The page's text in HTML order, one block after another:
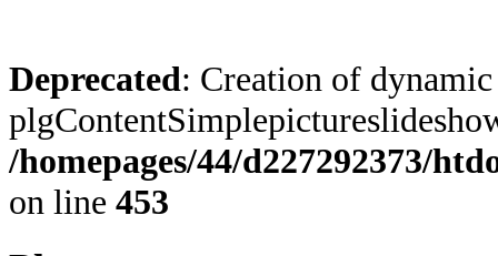
Deprecated: Creation of
/homepages/44/d227292373/
on line 453